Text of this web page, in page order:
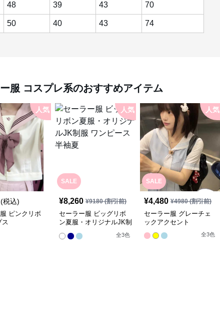
48 39 43 70
50 40 43 74
服 コスプレ系のおすすめアイテム
人気
(税込)
ピンクリボ
ス
SALE
人気
¥8,260 ¥9180(割引前)
セーラー服 ビッグリボ
ン夏服・オリジナルJK制
服 ワンピース半袖夏
全3色
SALE
人気
¥4,480 ¥4980(割引前)
セーラー服 グレーチェ
ックアクセント
全3色